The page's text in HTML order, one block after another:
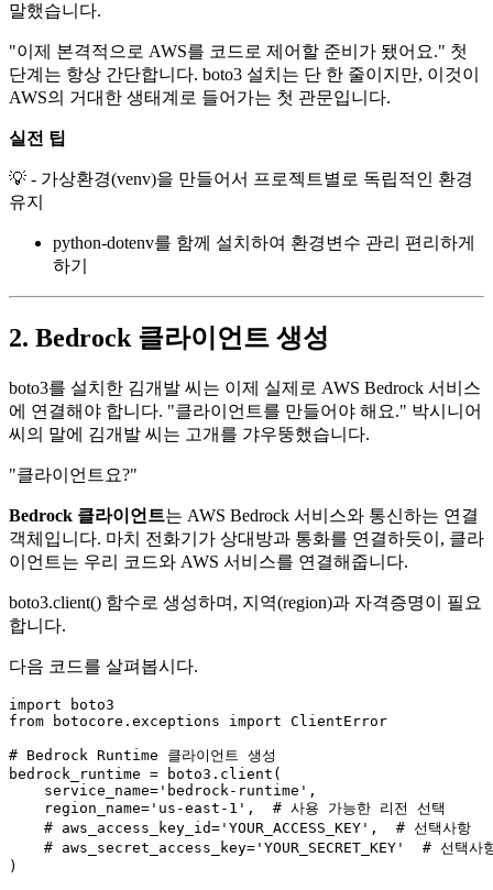
말했습니다.
"이제 본격적으로 AWS를 코드로 제어할 준비가 됐어요." 첫
단계는 항상 간단합니다. boto3 설치는 단 한 줄이지만, 이것이
AWS의 거대한 생태계로 들어가는 첫 관문입니다.
실전 팁
💡 - 가상환경(venv)을 만들어서 프로젝트별로 독립적인 환경
유지
python-dotenv를 함께 설치하여 환경변수 관리 편리하게
하기
2. Bedrock 클라이언트 생성
boto3를 설치한 김개발 씨는 이제 실제로 AWS Bedrock 서비스
에 연결해야 합니다. "클라이언트를 만들어야 해요." 박시니어
씨의 말에 김개발 씨는 고개를 갸우뚱했습니다.
"클라이언트요?"
Bedrock 클라이언트는 AWS Bedrock 서비스와 통신하는 연결
객체입니다. 마치 전화기가 상대방과 통화를 연결하듯이, 클라
이언트는 우리 코드와 AWS 서비스를 연결해줍니다.
boto3.client() 함수로 생성하며, 지역(region)과 자격증명이 필요
합니다.
다음 코드를 살펴봅시다.
import
from botocore.exceptions import ClientError
# Bedrock Runtime 클라이언트 생성
bedrock_runtime = boto3.client(
    service_name=
'bedrock-runtime' ,
    region_name=
'us-east-1' , # 사용 가능한 리전 선택
# aws_access_key_id='YOUR_ACCESS_KEY',  # 선택사항
# aws_secret_access_key='YOUR_SECRET_KEY'  # 선택사
)